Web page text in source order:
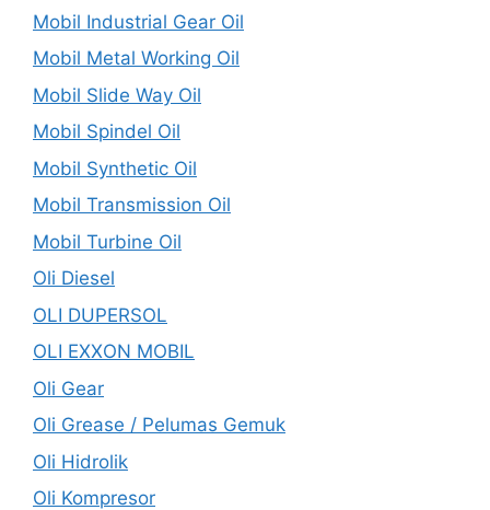
Mobil Industrial Gear Oil
Mobil Metal Working Oil
Mobil Slide Way Oil
Mobil Spindel Oil
Mobil Synthetic Oil
Mobil Transmission Oil
Mobil Turbine Oil
Oli Diesel
OLI DUPERSOL
OLI EXXON MOBIL
Oli Gear
Oli Grease / Pelumas Gemuk
Oli Hidrolik
Oli Kompresor